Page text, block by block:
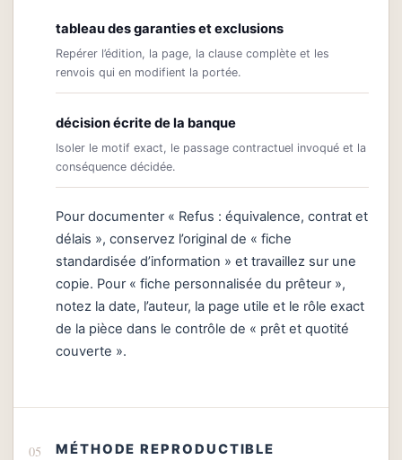
tableau des garanties et exclusions
Repérer l’édition, la page, la clause complète et les
renvois qui en modifient la portée.
décision écrite de la banque
Isoler le motif exact, le passage contractuel invoqué et la
conséquence décidée.
Pour documenter « Refus : équivalence, contrat et
délais », conservez l’original de « fiche
standardisée d’information » et travaillez sur une
copie. Pour « fiche personnalisée du prêteur »,
notez la date, l’auteur, la page utile et le rôle exact
de la pièce dans le contrôle de « prêt et quotité
couverte ».
MÉTHODE REPRODUCTIBLE